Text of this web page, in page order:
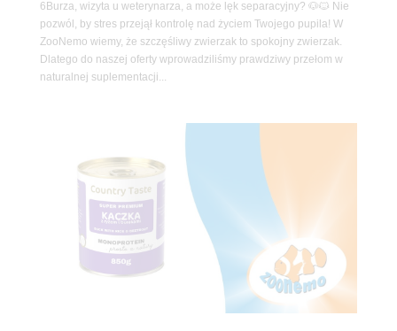
6Burza, wizyta u weterynarza, a może lęk separacyjny? 🐶🐱 Nie
pozwól, by stres przejął kontrolę nad życiem Twojego pupila! W
ZooNemo wiemy, że szczęśliwy zwierzak to spokojny zwierzak.
Dlatego do naszej oferty wprowadziliśmy prawdziwy przełom w
naturalnej suplementacji...